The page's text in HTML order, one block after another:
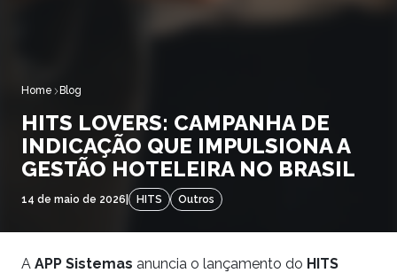
Home Blog
HITS LOVERS: CAMPANHA DE
INDICAÇÃO QUE IMPULSIONA A
GESTÃO HOTELEIRA NO BRASIL
14 de maio de 2026 HITS Outros
A APP Sistemas anuncia o lançamento do HITS